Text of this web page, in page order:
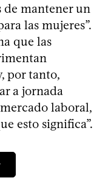
de mantener un
las mujeres”.
que las
por tanto,
a jornada
laboral,
esto significa”.